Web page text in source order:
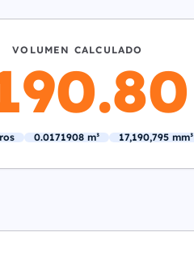
VOLUMEN CALCULADO
0.0171908 m³ 17,190,795 mm³